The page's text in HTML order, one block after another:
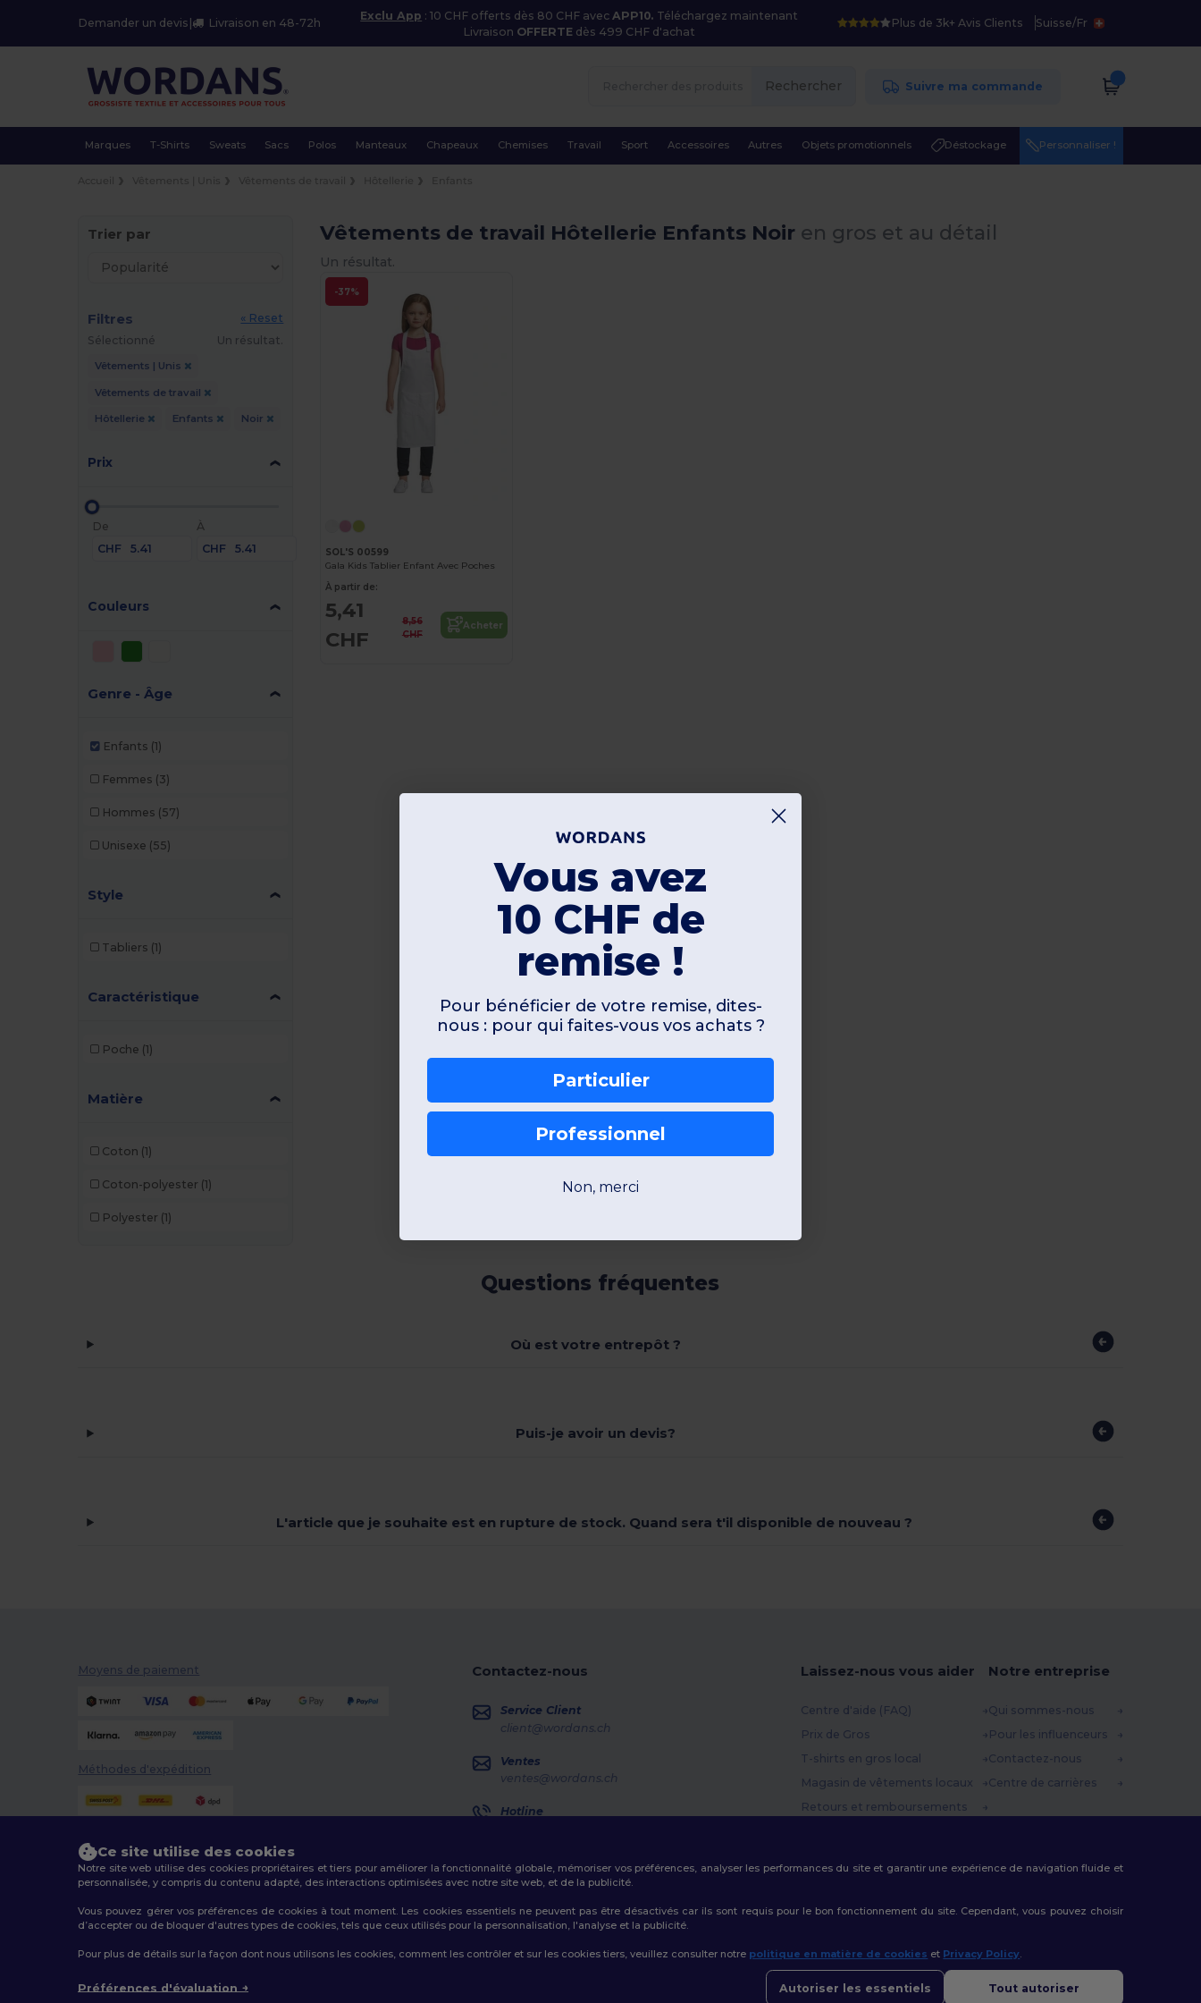
Demander un devis Livraison en 48-72h
Exclu App : 10 CHF offerts dès 80 CHF avecAPP10. Téléchargez maintenant
Livraison OFFERTE dès 499 CHF d'achat
Plus de 3k+ Avis Clients Suisse/Fr
Rechercher Suivre ma commande
Marques T-Shirts Sweats Sacs Polos Manteaux Chapeaux Chemises Travail Sport Accessoires Autres Objets promotionnels Déstockage Personnaliser !
Trier par
Filtres
« Reset
Sélectionné
Un résultat.
Vêtements | Unis
Vêtements de travail
Hôtellerie Enfants Noir
Prix
De
CHF
À
CHF
Couleurs
Genre - Âge
Enfants (1)
Femmes (3)
Hommes (57)
Unisexe (55)
Style
Tabliers (1)
Caractéristique
Poche (1)
Matière
Coton (1)
Coton-polyester (1)
Polyester (1)
Vêtements de travail Hôtellerie Enfants Noir en gros et au détail
Un résultat.
-37%
SOL'S 00599
Gala Kids Tablier Enfant Avec Poches
À partir de:
5,41
CHF
8,56
CHF
Acheter
Questions fréquentes
Où est votre entrepôt ?
Puis-je avoir un devis?
L'article que je souhaite est en rupture de stock. Quand sera t'il disponible de nouveau ?
Moyens de paiement
Méthodes d'expédition
Contactez-nous
Service Client
client@wordans.ch
Ventes
ventes@wordans.ch
Hotline
Suivi de commande
Laissez-nous vous aider
Centre d'aide (FAQ)
Prix de Gros
T-shirts en gros local
Magasin de vêtements locaux
Retours et remboursements
Notre entreprise
Qui sommes-nous
Pour les influenceurs
Contactez-nous
Centre de carrières
2026. Tous droits réservés
Plan du Site
Ce site utilise des cookies
Notre site web utilise des cookies propriétaires et tiers pour améliorer la fonctionnalité globale, mémoriser vos préférences, analyser les performances du site et garantir une expérience de navigation fluide et
personnalisée, y compris du contenu adapté, des interactions optimisées avec notre site web, et de la publicité.
Vous pouvez gérer vos préférences de cookies à tout moment. Les cookies essentiels ne peuvent pas être désactivés car ils sont requis pour le bon fonctionnement du site. Cependant, vous pouvez choisir
d’accepter ou de bloquer d'autres types de cookies, tels que ceux utilisés pour la personnalisation, l'analyse et la publicité.
Pour plus de détails sur la façon dont nous utilisons les cookies, comment les contrôler et sur les cookies tiers, veuillez consulter notre politique en matière de cookies et Privacy Policy.
Préférences d'évaluation Autoriser les essentiels Tout autoriser
Vous avez
10 CHF de
remise !
Pour bénéficier de votre remise, dites-
nous : pour qui faites-vous vos achats ?
Particulier
Professionnel
Non, merci